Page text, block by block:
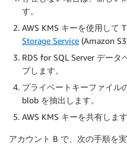
す。
AWS KMS キーを使用して
Storage Service (Amazon
RDS for SQL Server データ
プします。
プライベートキーファイル
blob を抽出します。
AWS KMS キーを共有します
アカウント B で、次の手順を実